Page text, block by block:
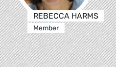
REBECCA HARMS
Member